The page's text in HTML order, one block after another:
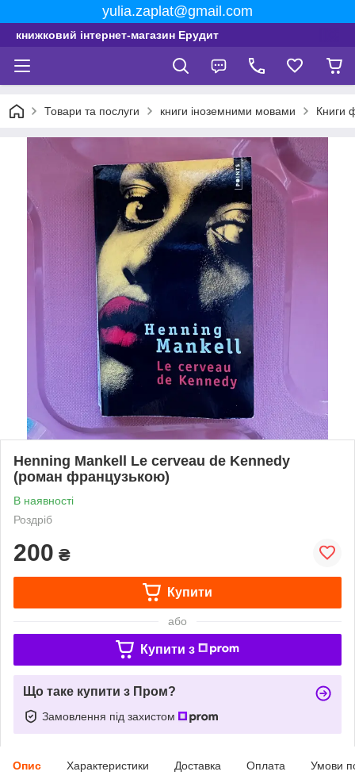
yulia.zaplat@gmail.com
книжковий інтернет-магазин Ерудит
Товари та послуги книги іноземними мовами Книги
Henning Mankell Le cerveau de Kennedy
(роман французькою)
В наявності
Роздріб
200 ₴
Купити
або
Купити з
Що таке купити з Пром?
Замовлення під захистом
Опис Характеристики Доставка Оплата Умови